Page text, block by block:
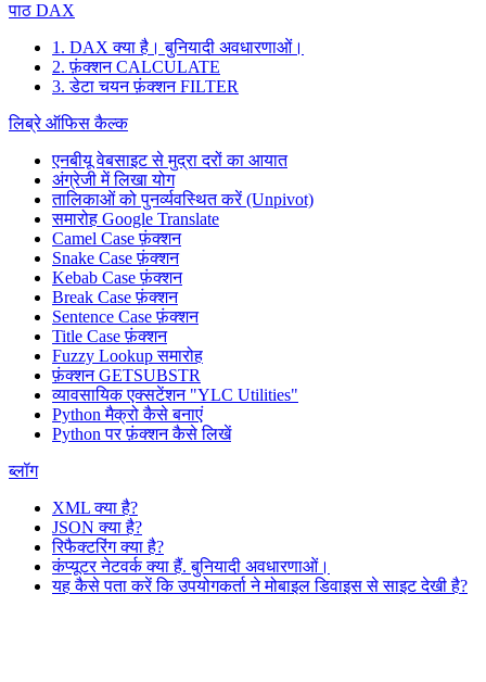
पाठ DAX
1. DAX क्या है। बुनियादी अवधारणाओं।
2. फ़ंक्शन CALCULATE
3. डेटा चयन फ़ंक्शन FILTER
लिब्रे ऑफिस कैल्क
एनबीयू वेबसाइट से मुद्रा दरों का आयात
अंग्रेजी में लिखा योग
तालिकाओं को पुनर्व्यवस्थित करें (Unpivot)
समारोह Google Translate
Camel Case फ़ंक्शन
Snake Case फ़ंक्शन
Kebab Case फ़ंक्शन
Break Case फ़ंक्शन
Sentence Case फ़ंक्शन
Title Case फ़ंक्शन
Fuzzy Lookupसमारोह
फ़ंक्शन GETSUBSTR
व्यावसायिक एक्सटेंशन "YLC Utilities"
Python मैक्रो कैसे बनाएं
Python पर फ़ंक्शन कैसे लिखें
ब्लॉग
XML क्या है?
JSON क्या है?
रिफैक्टरिंग क्या है?
कंप्यूटर नेटवर्क क्या हैं. बुनियादी अवधारणाओं।
यह कैसे पता करें कि उपयोगकर्ता ने मोबाइल डिवाइस से साइट देखी है?